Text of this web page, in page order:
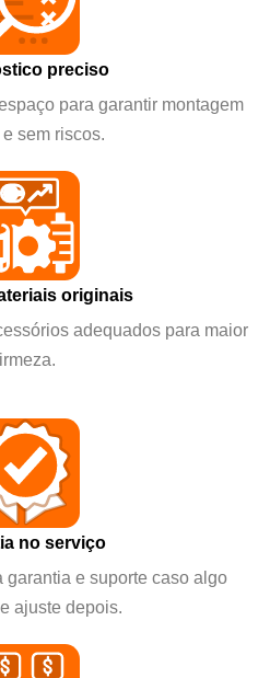
preciso
para garantir montagem
sem riscos.
originais
adequados para maior
no serviço
garantia e suporte caso algo
ajuste depois.